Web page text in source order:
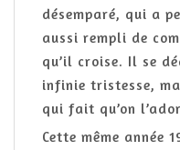
désemparé, qui a
aussi rempli de
qu’il croise. Il se
infinie tristesse,
qui fait qu’on
Cette même année